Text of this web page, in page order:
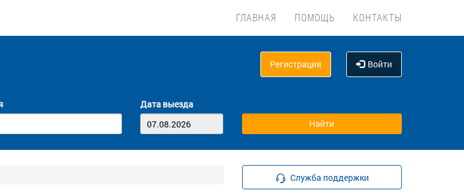
ГЛАВНАЯ ПОМОЩЬ КОНТАКТЫ
Регистрация Войти
Дата выезда
Служба поддержки